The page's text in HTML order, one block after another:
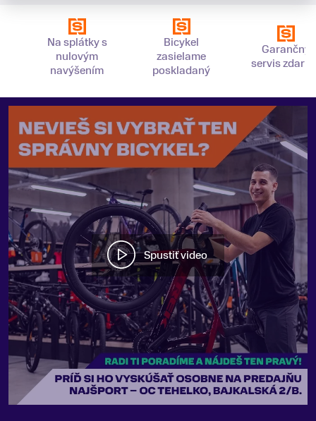
Na splátky s
nulovým
navýšením
Bicykel
zasielame
poskladaný
Garančný
servis
Spustiť video